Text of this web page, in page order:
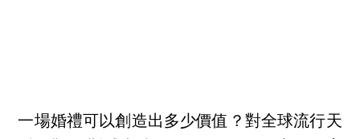
一場婚禮可以創造出多少價值？對全球流行天